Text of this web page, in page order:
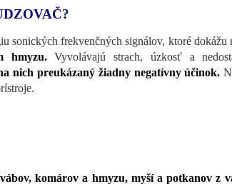
sonických frekvenčných signálov, ktoré
hmyzu.Vyvolávajú strach, úzkosť a
nich preukázaný žiadny negatívny účinok.
komárov a hmyzu, myší a potkanov z